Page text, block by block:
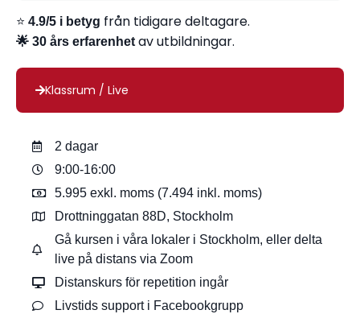
Klassrum / Live
2 dagar
9:00-16:00
5.995 exkl. moms (7.494 inkl. moms)
Drottninggatan 88D, Stockholm
Gå kursen i våra lokaler i Stockholm, eller delta
live på distans via Zoom
Distanskurs för repetition ingår
Livstids support i Facebookgrupp
⭐ 4.9/5 i betyg från tidigare deltagare.
🌟 30 års erfarenhetav utbildningar.